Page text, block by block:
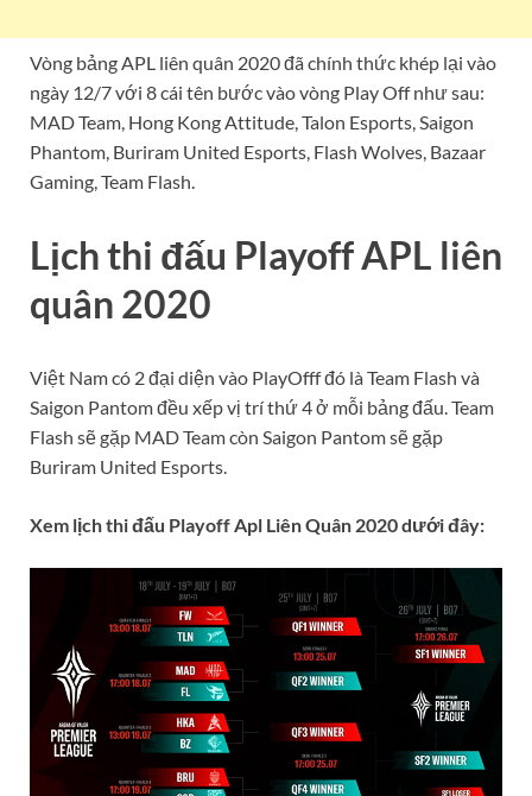
Vòng bảng APL liên quân 2020 đã chính thức khép lại vào
ngày 12/7 với 8 cái tên bước vào vòng Play Off như sau:
MAD Team, Hong Kong Attitude, Talon Esports, Saigon
Phantom, Buriram United Esports, Flash Wolves, Bazaar
Gaming, Team Flash.
Lịch thi đấu Playoff APL liên
quân 2020
Việt Nam có 2 đại diện vào PlayOfff đó là Team Flash và
Saigon Pantom đều xếp vị trí thứ 4 ở mỗi bảng đấu. Team
Flash sẽ gặp MAD Team còn Saigon Pantom sẽ gặp
Buriram United Esports.
Xem lịch thi đấu Playoff Apl Liên Quân 2020 dưới đây: